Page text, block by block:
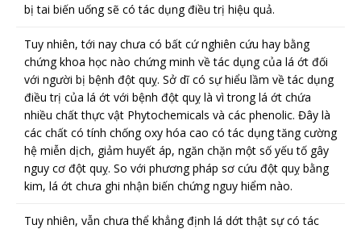
bị tai biến uống sẽ có tác dụng điều trị hiệu quả.
Tuy nhiên, tới nay chưa có bất cứ nghiên cứu hay bằng
chứng khoa học nào chứng minh về tác dụng của lá ớt đối
với người bị bệnh đột quỵ. Sở dĩ có sự hiểu lầm về tác dụng
điều trị của lá ớt với bệnh đột quỵ là vì trong lá ớt chứa
nhiều chất thực vật Phytochemicals và các phenolic. Đây là
các chất có tính chống oxy hóa cao có tác dụng tăng cường
hệ miễn dịch, giảm huyết áp, ngăn chặn một số yếu tố gây
nguy cơ đột quỵ. So với phương pháp sơ cứu đột quỵ bằng
kim, lá ớt chưa ghi nhận biến chứng nguy hiểm nào.
Tuy nhiên, vẫn chưa thể khẳng định lá dớt thật sự có tác